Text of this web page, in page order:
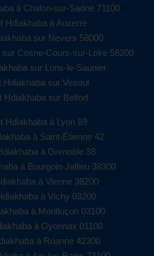
à Chalon-sur-Saône 71100
Hdiakhaba à Auxerre
sur Nevers 58000
Cosne-Cours-sur-Loire 58200
sur Lons-le-Saunier
Hdiakhaba sur Vesoul
Hdiakhaba sur Belfort
Hdiakhaba à Lyon 69
à Saint-Étienne 42
à Grenoble 38
à Bourgoin-Jallieu 38300
à Vienne 38200
à Vichy 03200
à Montluçon 03100
à Oyonnax 01100
à Roanne 42300